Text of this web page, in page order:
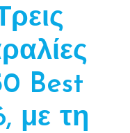
Best
με τη